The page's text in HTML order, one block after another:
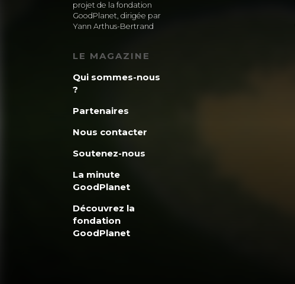
projet de la fondation
GoodPlanet, dirigée par
Yann Arthus-Bertrand
LE MAGAZINE
Qui sommes-nous
?
Partenaires
Nous contacter
Soutenez-nous
La minute
GoodPlanet
Découvrez la
fondation
GoodPlanet